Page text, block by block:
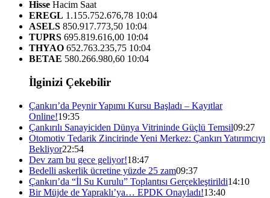
Hisse Hacim Saat
EREGL 1.155.752.676,78 10:04
ASELS 850.917.773,50 10:04
TUPRS 695.819.616,00 10:04
THYAO 652.763.235,75 10:04
BETAE 580.266.980,60 10:04
İlginizi Çekebilir
Çankırı’da Peynir Yapımı Kursu Başladı – Kayıtlar
Online!19:35
Çankırılı Sanayiciden Dünya Vitrininde Güçlü Temsil09:27
Otomotiv Tedarik Zincirinde Yeni Merkez: Çankırı Yatırımcıyı
Bekliyor22:54
Dev zam bu gece geliyor!18:47
Bedelli askerlik ücretine yüzde 25 zam09:37
Çankırı’da “İl Su Kurulu” Toplantısı Gerçekleştirildi14:10
Bir Müjde de Yapraklı’ya… EPDK Onayladı!13:40